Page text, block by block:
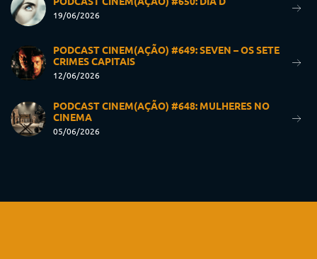
19/06/2026
PODCAST CINEM(AÇÃO) #649: SEVEN – OS SETE
CRIMES CAPITAIS
12/06/2026
PODCAST CINEM(AÇÃO) #648: MULHERES NO
CINEMA
05/06/2026